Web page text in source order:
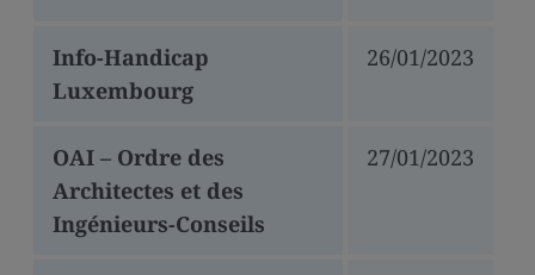
Info-Handicap
Luxembourg
26/01/2023
OAI – Ordre des
Architectes et des
Ingénieurs-Conseils
27/01/2023